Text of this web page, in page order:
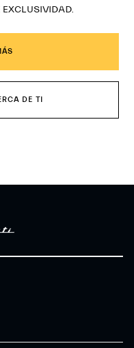
EXCLUSIVIDAD.
DE TI